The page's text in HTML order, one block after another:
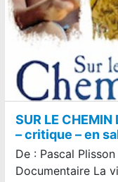
SUR LE CHEMIN
– critique – en
De : Pascal
Documentaire La